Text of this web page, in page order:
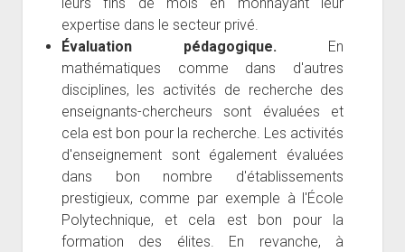
expertise dans le secteur privé.
Évaluation pédagogique. En
mathématiques comme dans d'autres
disciplines, les activités de recherche des
enseignants-chercheurs sont évaluées et
cela est bon pour la recherche. Les activités
d'enseignement sont également évaluées
dans bon nombre d'établissements
prestigieux, comme par exemple à l'École
Polytechnique, et cela est bon pour la
formation des élites. En revanche, à